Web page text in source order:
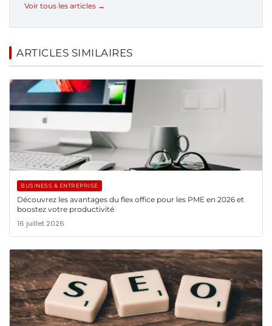
Voir tous les articles →
ARTICLES SIMILAIRES
BUSINESS & ENTREPRISE
Découvrez les avantages du flex office pour les PME en 2026 et
boostez votre productivité
16 juillet 2026